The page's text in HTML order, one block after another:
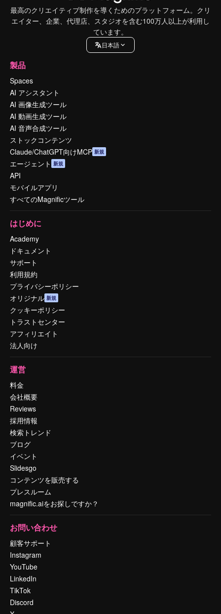
最高のクリエイティブ制作を導くためのプラットフォーム。クリ
エイター、企業、代理店、スタジオを含む100万人以上が利用し
ています。
日本語
製品
Spaces
AI アシスタント
AI 画像生成ツール
AI 動画生成ツール
AI 音声合成ツール
ストックコンテンツ
Claude/ChatGPT向けMCP 新規
エージェント 新規
API
モバイルアプリ
すべてのMagnificツール
はじめに
Academy
ドキュメント
サポート
利用規約
プライバシーポリシー
オリジナル 新規
クッキーポリシー
トラストセンター
アフィリエイト
法人向け
運営
料金
会社概要
Reviews
採用情報
検索トレンド
ブログ
イベント
Slidesgo
コンテンツを販売する
プレスルーム
magnific.aiをお探しですか？
お問い合わせ
顧客サポート
Instagram
YouTube
LinkedIn
TikTok
Discord